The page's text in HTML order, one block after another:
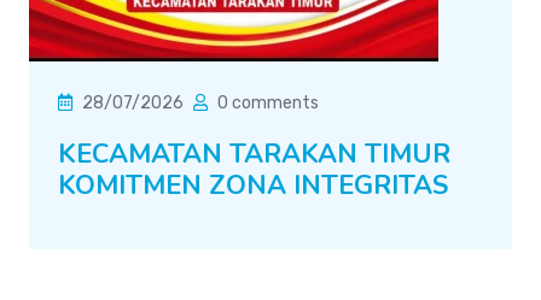
28/07/2026 0 comments
KECAMATAN TARAKAN TIMUR
KOMITMEN ZONA INTEGRITAS